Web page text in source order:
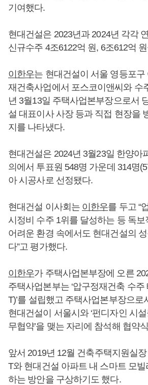
기여했다.
현대건설은 2023년과 2024년 각각
신규수주 4조6122억 원, 6조612억
이한우는 현대건설이 서울 영등포구
재건축사업에서 포스코이앤씨와 수
년 3월13일 주택사업본부장으로서
설 대표이사 사장 등과 직접 현장을
지를 나타냈다.
현대건설은 2024년 3월23일 한양아
의에서 투표원 548명 가운데 314명
아 시공사로 선정됐다.
현대건설 이사회는 이한우를 두고 “
시정비 수주 1위를 달성하는 등 독
어려운 환경 속에서도 현대건설의
다”고 평가했다.
이한우가 주택사업본부장에 오른
주택사업본부는 ‘압구정재건축 수
T)’를 설립했고 주택사업본부장으로
현대건설이 서울시와 ‘펀디자인 시
무협약’을 맺는 자리에 참석해 협약
앞서 2019년 12월 건축주택지원실
T와 현대건설 아파트 내 스마트 모
하는 방안을 구상하기도 했다.